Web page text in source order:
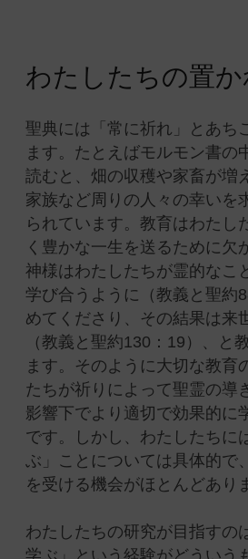
わたしたちの置
聖典には「常に祈れ」とあち
ます。たとえばモルモン書の
読むと、畑の収穫や家畜が増
家族など周りの人々の幸いを
られています。教育はわたし
く豊かな一生を送るために欠
神様はわたしたちが霊的なこ
学び合うように（教義と聖約
めてくださり、その結果は来
（教義と聖約130：19）、
と
ます。そのように大切な教育
たちが祈りによって聖霊の導
影響下でより適切で効果的に
です。しかし、わたしたちに
ぶ」ことについては具体的で
を受ける機会がほとんどあり
わたしたちの研究が目指すの